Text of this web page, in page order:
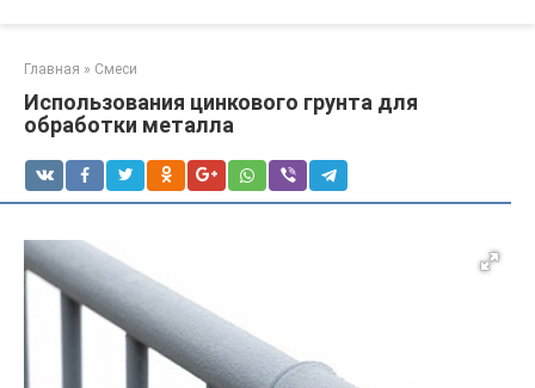
Главная » Смеси
Использования цинкового грунта для
обработки металла